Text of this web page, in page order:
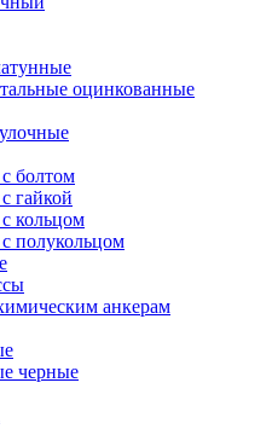
оцинкованные
болтом
гайкой
кольцом
полукольцом
анкерам
черные